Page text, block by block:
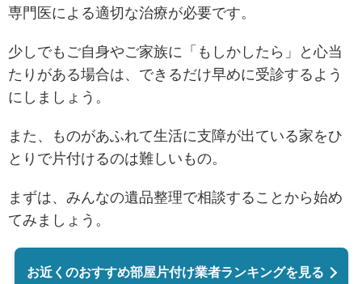
専門医による適切な治療が必要です。
少しでもご自身やご家族に「もしかしたら」と心当
たりがある場合は、できるだけ早めに受診するよう
にしましょう。
また、ものがあふれて生活に支障が出ている家をひ
とりで片付けるのは難しいもの。
まずは、みんなの遺品整理で相談することから始め
てみましょう。
お近くのおすすめ部屋片付け業者ランキングを見る